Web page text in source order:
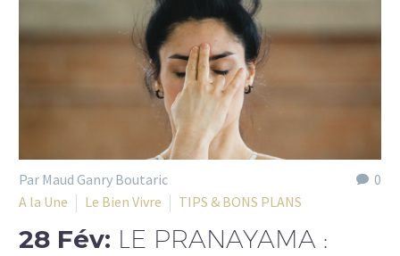
0
Par Maud Ganry Boutaric
A la Une
Le Bien Vivre TIPS & BONS PLANS
28 Fév: LE PRANAYAMA :